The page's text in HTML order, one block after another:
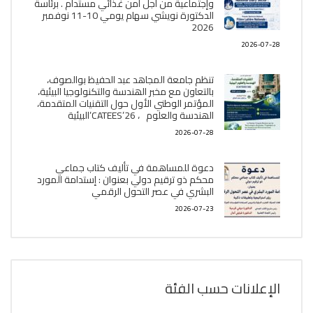
الدكتورة نويشي سهام يومي 10-11 نوفمبر
2026
2026-07-28
تنظم جامعة المجاهد عبد الحفيظ بوالصوف،
بالتعاون مع مخبر الھندسة والتكنولوجيا البیئیة،
المؤتمر الوطني الأول حول التقنيات المتقدمة،
الھندسة والعلوم ، CATEES’26’البیئية
2026-07-28
دعوة للمساهمة في تأليف كتاب جماعي
محكم ذو ترقيم دولي بعنوان : إستدامة المورد
البشري في عصر التحول الرقمي
2026-07-23
الإعلانات حسب الفئة